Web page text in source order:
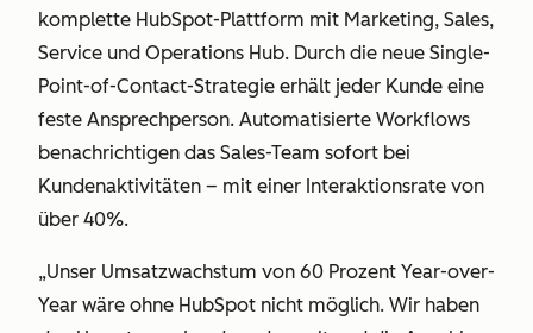
komplette HubSpot-Plattform mit Marketing, Sales,
Service und Operations Hub. Durch die neue Single-
Point-of-Contact-Strategie erhält jeder Kunde eine
feste Ansprechperson. Automatisierte Workflows
benachrichtigen das Sales-Team sofort bei
Kundenaktivitäten – mit einer Interaktionsrate von
über 40%.
„Unser Umsatzwachstum von 60 Prozent Year-over-
Year wäre ohne HubSpot nicht möglich. Wir haben